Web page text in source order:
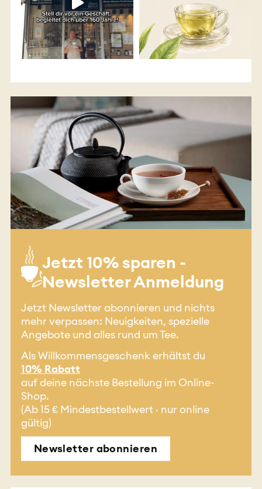
Jetzt 10% sparen -
Newsletter Anmeldung
Jetzt Newsletter abonnieren und nichts
mehr verpassen: Neuigkeiten, spezielle
Angebote und alles rund um Tee.
Als Willkommensgeschenk erhältst du
10% Rabatt
auf deine nächste Bestellung im Online-
Shop.
(Ab 15 € Mindestbestellwert · nur online
gültig)
Newsletter abonnieren